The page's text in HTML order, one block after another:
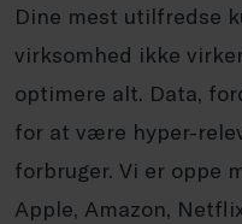
Dine mest utilfredse
virksomhed ikke
optimere alt. Data,
for at være hyper-
forbruger. Vi er oppe
Apple, Amazon,